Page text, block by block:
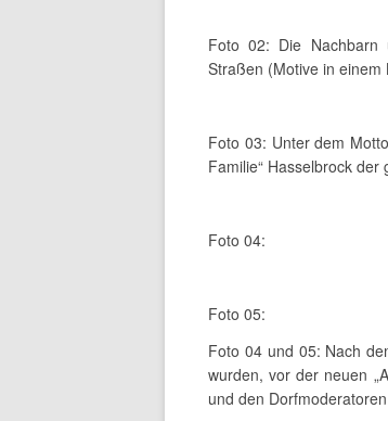
Foto 02: Die Nachbarn
Straßen (Motive in
Foto 03: Unter dem
Familie“ Hasselbrock
Foto 04:
Foto 05:
Foto 04 und 05: Nach
wurden, vor der neuen
und den